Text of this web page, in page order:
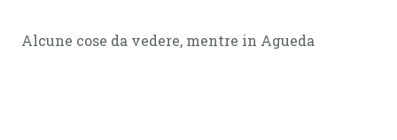
Alcune cose da vedere, mentre in Agueda